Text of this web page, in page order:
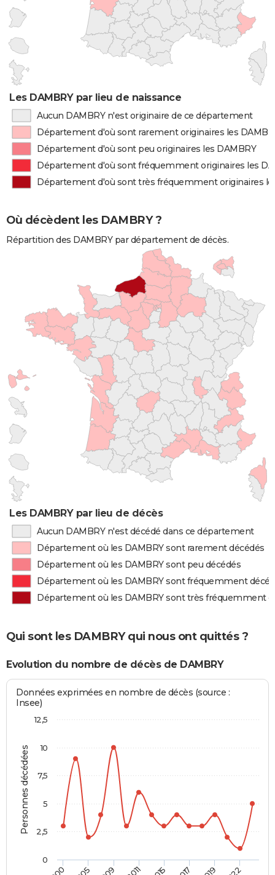
Les DAMBRY par lieu de naissance
Aucun DAMBRY n'est originaire de ce département
Département d'où sont rarement originaires les
Département d'où sont peu originaires les DAMBRY
Département d'où sont fréquemment originaires les
Département d'où sont très fréquemment originaires
Où décèdent les DAMBRY ?
Répartition des DAMBRY par département de décès.
Les DAMBRY par lieu de décès
Aucun DAMBRY n'est décédé dans ce département
Département où les DAMBRY sont rarement décédés
Département où les DAMBRY sont peu décédés
Département où les DAMBRY sont fréquemment
Département où les DAMBRY sont très fréquemment
Qui sont les DAMBRY qui nous ont quittés ?
Evolution du nombre de décès de DAMBRY
Personnes décédées
Données exprimées en nombre de décès (source :
Insee)
0
2,5
5
7,5
10
12,5